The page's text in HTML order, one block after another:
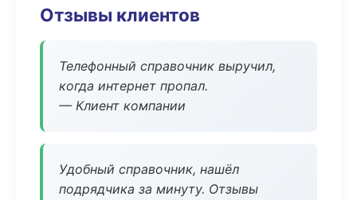
Отзывы клиентов
Телефонный справочник выручил,
когда интернет пропал.
— Клиент компании
Удобный справочник, нашёл
подрядчика за минуту. Отзывы